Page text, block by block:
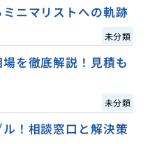
ニマリストへの軌跡
未分類
を徹底解説！見積も
未分類
！相談窓口と解決策